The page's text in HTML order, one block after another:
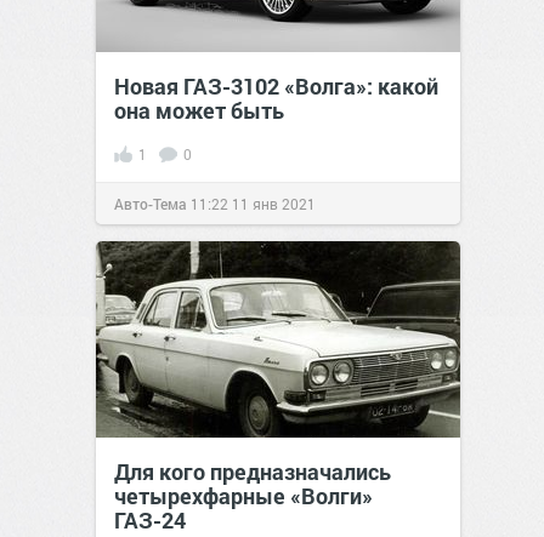
Новая ГАЗ-3102 «Волга»: какой
она может быть
1 0
Авто-Тема 11:22 11 янв 2021
Для кого предназначались
четырехфарные «Волги»
ГАЗ-24